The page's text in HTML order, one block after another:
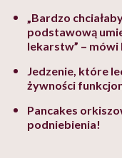
„Bardzo
podstawową
lekarstw” – mówi
Jedzenie, które
żywności
Pancakes
podniebienia!